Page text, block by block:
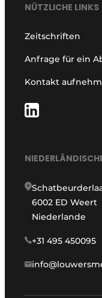
NÜTZLICHE LINKS
Zeitschriften
Anfrage für ein
Kontakt
6002 ED Weert
Niederlande
+31 495 450095